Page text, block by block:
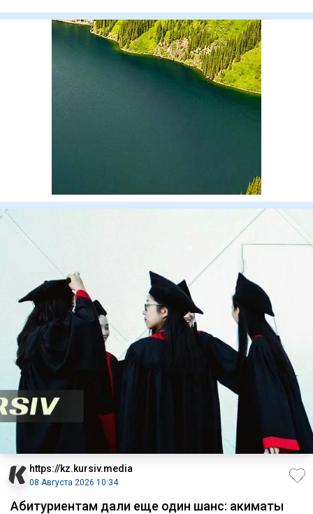
https://kz.kursiv.media
08 Августа 2026 10:34
Абитуриентам дали еще один шанс: акиматы